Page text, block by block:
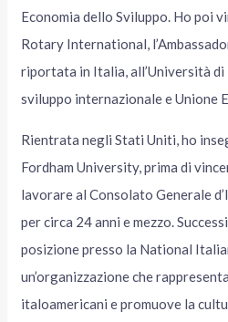
Economia dello Sviluppo. Ho poi
Rotary International,
riportata in Italia, all’Università di
sviluppo internazionale e Unione
Rientrata negli Stati Uniti, ho
Fordham University, prima di
lavorare al Consolato Generale
per circa 24 anni e mezzo.
posizione presso la National
un’organizzazione che
italoamericani e promuove la